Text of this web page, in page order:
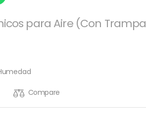
para Aire (Con Trampa
Compare